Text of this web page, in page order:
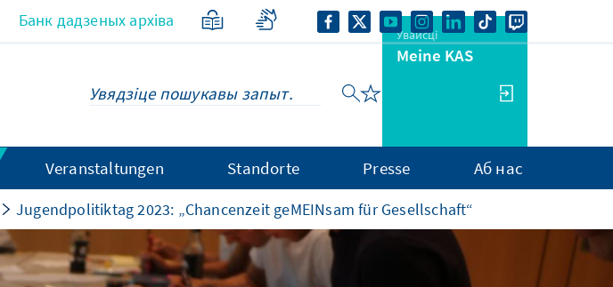
Банк дадзеных архіва
Увайсці
Meine KAS
Veranstaltungen Standorte Presse Аб нас
Jugendpolitiktag 2023: „Chancenzeit geMEINsam für Gesellschaft“